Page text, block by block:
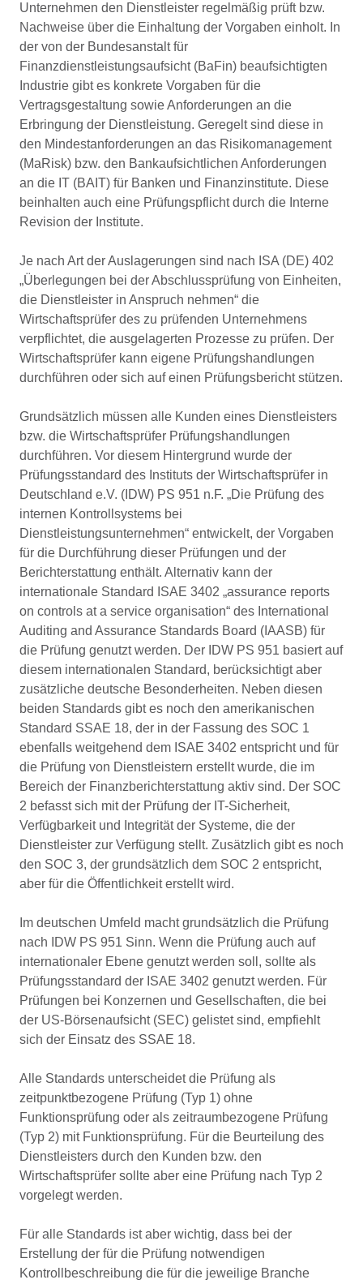
Unternehmen den Dienstleister regelmäßig prüft bzw.
Nachweise über die Einhaltung der Vorgaben einholt. In
der von der Bundesanstalt für
Finanzdienstleistungsaufsicht (BaFin) beaufsichtigten
Industrie gibt es konkrete Vorgaben für die
Vertragsgestaltung sowie Anforderungen an die
Erbringung der Dienstleistung. Geregelt sind diese in
den Mindestanforderungen an das Risikomanagement
(MaRisk) bzw. den Bankaufsichtlichen Anforderungen
an die IT (BAIT) für Banken und Finanzinstitute. Diese
beinhalten auch eine Prüfungspflicht durch die Interne
Revision der Institute.
Je nach Art der Auslagerungen sind nach ISA (DE) 402
„Überlegungen bei der Abschlussprüfung von Einheiten,
die Dienstleister in Anspruch nehmen“ die
Wirtschaftsprüfer des zu prüfenden Unternehmens
verpflichtet, die ausgelagerten Prozesse zu prüfen. Der
Wirtschaftsprüfer kann eigene Prüfungshandlungen
durchführen oder sich auf einen Prüfungsbericht stützen.
Grundsätzlich müssen alle Kunden eines Dienstleisters
bzw. die Wirtschaftsprüfer Prüfungshandlungen
durchführen. Vor diesem Hintergrund wurde der
Prüfungsstandard des Instituts der Wirtschaftsprüfer in
Deutschland e.V. (IDW) PS 951 n.F. „Die Prüfung des
internen Kontrollsystems bei
Dienstleistungsunternehmen“ entwickelt, der Vorgaben
für die Durchführung dieser Prüfungen und der
Berichterstattung enthält. Alternativ kann der
internationale Standard ISAE 3402 „assurance reports
on controls at a service organisation“ des International
Auditing and Assurance Standards Board (IAASB) für
die Prüfung genutzt werden. Der IDW PS 951 basiert auf
diesem internationalen Standard, berücksichtigt aber
zusätzliche deutsche Besonderheiten. Neben diesen
beiden Standards gibt es noch den amerikanischen
Standard SSAE 18, der in der Fassung des SOC 1
ebenfalls weitgehend dem ISAE 3402 entspricht und für
die Prüfung von Dienstleistern erstellt wurde, die im
Bereich der Finanzberichterstattung aktiv sind. Der SOC
2 befasst sich mit der Prüfung der IT-Sicherheit,
Verfügbarkeit und Integrität der Systeme, die der
Dienstleister zur Verfügung stellt. Zusätzlich gibt es noch
den SOC 3, der grundsätzlich dem SOC 2 entspricht,
aber für die Öffentlichkeit erstellt wird.
Im deutschen Umfeld macht grundsätzlich die Prüfung
nach IDW PS 951 Sinn. Wenn die Prüfung auch auf
internationaler Ebene genutzt werden soll, sollte als
Prüfungsstandard der ISAE 3402 genutzt werden. Für
Prüfungen bei Konzernen und Gesellschaften, die bei
der US-Börsenaufsicht (SEC) gelistet sind, empfiehlt
sich der Einsatz des SSAE 18.
Alle Standards unterscheidet die Prüfung als
zeitpunktbezogene Prüfung (Typ 1) ohne
Funktionsprüfung oder als zeitraumbezogene Prüfung
(Typ 2) mit Funktionsprüfung. Für die Beurteilung des
Dienstleisters durch den Kunden bzw. den
Wirtschaftsprüfer sollte aber eine Prüfung nach Typ 2
vorgelegt werden.
Für alle Standards ist aber wichtig, dass bei der
Erstellung der für die Prüfung notwendigen
Kontrollbeschreibung die für die jeweilige Branche